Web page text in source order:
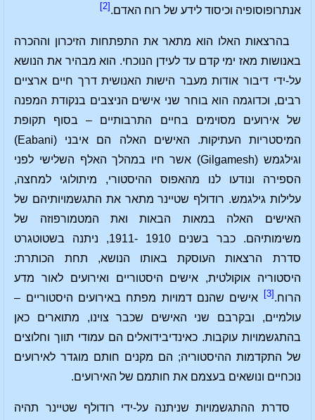
אנתרופוסופיה וכיסוד לידע של רוח האדם. [2]
בהרצאות האלו הוא מתאר את התפתחות הזיכרון וההכרה
באנושות מאז ימי קדם עד לעידן הנוכחי. הוא מבהיר את הנושא
על-ידי דיבור אודות מעבר הישות האנושית דרך חיים ארציים
רבים, וכדוגמה הוא בוחר שני אישים הניצבים בנקודת המפנה
של אירועים מסוימים בחיים התרבותיים – בסוף תקופת
המיסטריות העתיקות. האישים האלה הם איבני (Eabani)
וגילגמש (Gilgamesh) אשר חיו במהלך האלף השלישי לפני
הספירה ונודעו לנו מהאפוס ההיסטורי, מיתולוגי למחצה,
עלילות גילגמש. רודולף שטיינר מתאר את התגשמויותיהם של
האישים האלה במאות הבאות ואת המטמורפוזה של
משימותיהם. כבר בשנים 1910 -1911, ניתנה בשטוטגרט
סדרת הרצאות העוסקת באותו הנושא, תחת הכותרת:
היסטוריה אוקולטית, אישים היסטוריים ואירועים לאור מדע
הרוח. [3]
אישים שהנם דמויות מפתח באירועים היסטוריים –
עולמיים, ובקרבם שני האישים שכבר צוינו, מתוארים כאן
בהתגשמויות עוקבות. כאינדיבידואלים הם עמודי תווך וחלוצים
של התקדמות ההיסטוריה; הם מקנים חותם מוגדר לאירועים
נוכחיים ונושאים בעצמם את חותמם של האירועים.
סדרת ההתגשמויות שניתנה על-ידי רודולף שטיינר תהיה